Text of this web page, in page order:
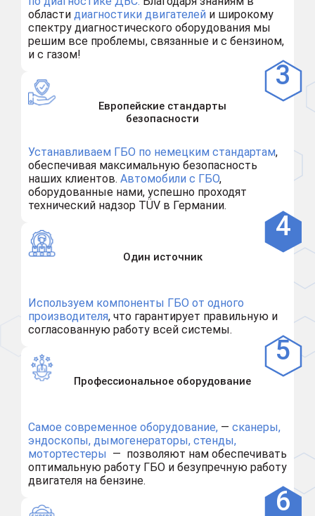
области диагностики двигателей и широкому
спектру диагностического оборудования мы
решим все проблемы, связанные и с бензином,
и с газом!
Европейские стандарты
безопасности
Устанавливаем ГБО по немецким стандартам,
обеспечивая максимальную безопасность
наших клиентов. Автомобили с ГБО,
оборудованные нами, успешно проходят
технический надзор TÜV в Германии.
Один источник
Используем компоненты ГБО от одного
производителя, что гарантирует правильную и
согласованную работу всей системы.
Профессиональное оборудование
Самое современное оборудование, — сканеры,
эндоскопы, дымогенераторы, стенды,
мотортестеры — позволяют нам обеспечивать
оптимальную работу ГБО и безупречную работу
двигателя на бензине.